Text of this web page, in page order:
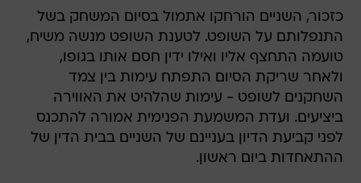
כזכור, השניים הורחקו אתמול בסיום המשחק בשל
התנפלותם על השופט. לטענת השופט מנשה משיח,
טועמה התחצף אליו ואילו ידין חסם אותו בגופו,
ולאחר שריקת הסיום התפתח עימות בין צמד
השחקנים לשופט - עימות שהלהיט את האווירה
ביציעים. ועדת המשמעת הפנימית אמורה להתכנס
לפני קביעת הדיון בעניינם של השניים בבית הדין של
ההתאחדות ביום ראשון.